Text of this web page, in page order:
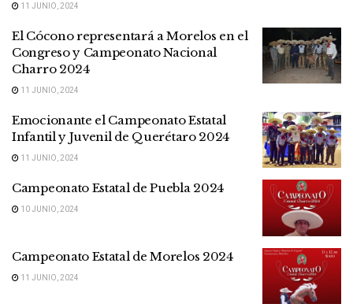
11 JUNIO, 2024
El Cócono representará a Morelos en el
Congreso y Campeonato Nacional
Charro 2024
11 JUNIO, 2024
Emocionante el Campeonato Estatal
Infantil y Juvenil de Querétaro 2024
11 JUNIO, 2024
Campeonato Estatal de Puebla 2024
10 JUNIO, 2024
Campeonato Estatal de Morelos 2024
11 JUNIO, 2024